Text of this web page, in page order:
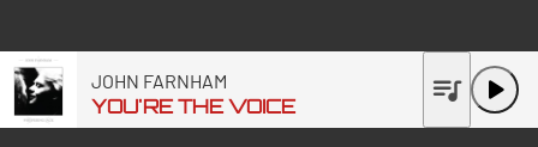
JOHN FARNHAM
YOU'RE THE VOICE play_arrow
queue_music